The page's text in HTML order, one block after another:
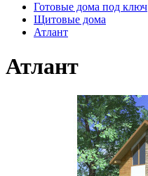
Готовые дома под ключ
Щитовые дома
Атлант
Атлант